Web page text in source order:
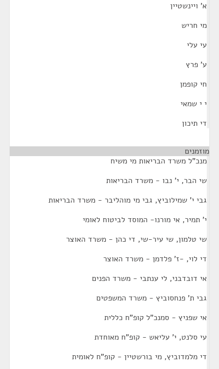
א' ויינשטיין
מי חריש
עי עלי
ע' פרץ
חי קופמן
י י שמאי
די תיכון
מוזמנים
מנכ"ל משרד הבריאות מי משיח
שי הבר, י' נבו - משרד הבריאות
גבי י' שמילוביץ, גבי מי מוהליבר - משרד הבריאות
י' תמיר, אי מורנו- המוסד לביטוח לאומי
שי טלמון, שי עיר-שי, די כהן - משרד האוצר
די לוי, -ז' פלדמן - משרד האוצר
אי דובדבני, לי ענתבי - משרד הפנים
גבי ת' פנחסוביץ - משרד המשפטים
אי שפניץ - סמנכ"ל קופ"ח כללית
עי סלנט, י' עליאש - קופ"ח מאוחדת
די מלמדוביץ, מי בורשטיין - קופ"ח לאומית